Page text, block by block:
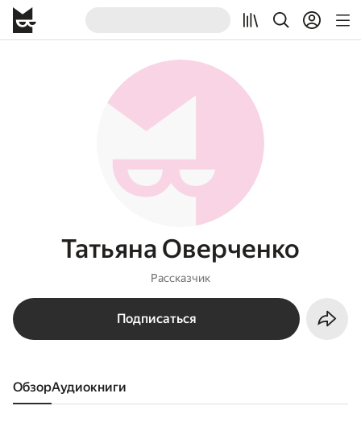
Татьяна Оверченко
Рассказчик
Подписаться
Обзор аудиокниги